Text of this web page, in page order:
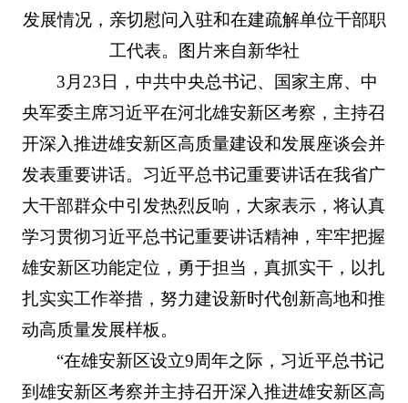
发展情况，亲切慰问入驻和在建疏解单位干部职
工代表。图片来自新华社
3月23日，中共中央总书记、国家主席、中
央军委主席习近平在河北雄安新区考察，主持召
开深入推进雄安新区高质量建设和发展座谈会并
发表重要讲话。习近平总书记重要讲话在我省广
大干部群众中引发热烈反响，大家表示，将认真
学习贯彻习近平总书记重要讲话精神，牢牢把握
雄安新区功能定位，勇于担当，真抓实干，以扎
扎实实工作举措，努力建设新时代创新高地和推
动高质量发展样板。
“在雄安新区设立9周年之际，习近平总书记
到雄安新区考察并主持召开深入推进雄安新区高